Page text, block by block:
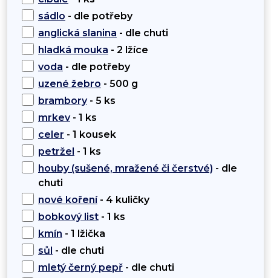
sádlo - dle potřeby
anglická slanina - dle chuti
hladká mouka - 2 lžíce
voda - dle potřeby
uzené žebro - 500 g
brambory- 5 ks
mrkev- 1 ks
celer - 1 kousek
petržel - 1 ks
houby (sušené, mražené či čerstvé) - dle
chuti
nové koření- 4 kuličky
bobkový list - 1 ks
kmín - 1 lžička
sůl - dle chuti
mletý černý pepř - dle chuti